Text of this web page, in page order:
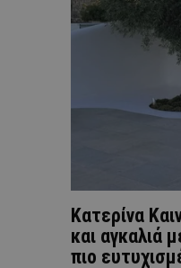
Κατερίνα
και αγκαλιά
πιο